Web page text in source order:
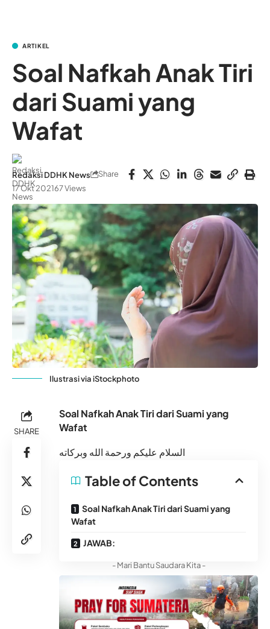
ARTIKEL
Soal Nafkah Anak Tiri
dari Suami yang
Wafat
Redaksi DDHK News
17 Okt 202167 Views
Share
Ilustrasi via iStockphoto
SHARE
Soal Nafkah Anak Tiri dari Suami yang
Wafat
السلام عليكم ورحمة الله وبركاته
Table of Contents
Soal Nafkah Anak Tiri dari Suami yang
Wafat
JAWAB:
- Mari Bantu Saudara Kita -